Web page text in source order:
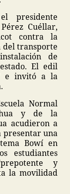
presidente
Cuéllar,
contra la
del transporte
de
El edil
e invitó a la
Normal
y de la
acudieron a
presentar una
Bowí en
estudiantes
y
la movilidad